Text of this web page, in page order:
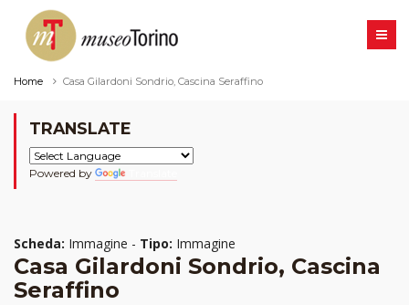
Home Casa Gilardoni Sondrio, Cascina Seraffino
TRANSLATE
Powered by
Scheda: Immagine - Tipo: Immagine
Casa Gilardoni Sondrio, Cascina
Seraffino